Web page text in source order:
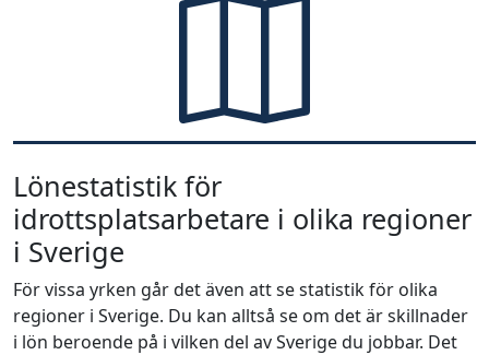
Lönestatistik för
idrottsplatsarbetare i olika regioner
i Sverige
För vissa yrken går det även att se statistik för olika
regioner i Sverige. Du kan alltså se om det är skillnader
i lön beroende på i vilken del av Sverige du jobbar. Det